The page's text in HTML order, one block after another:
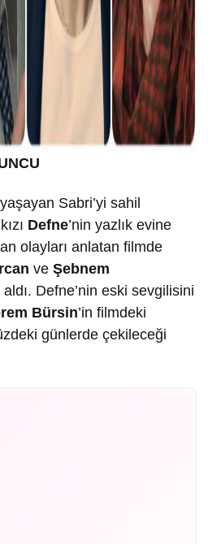
Sabri’yi sahil
Defne’nin yazlık evine
olayları anlatan filmde
ve Şebnem
Defne’nin eski sevgilisini
Bürsin’in filmdeki
günlerde çekileceği